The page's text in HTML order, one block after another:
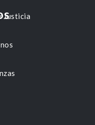
Justicia